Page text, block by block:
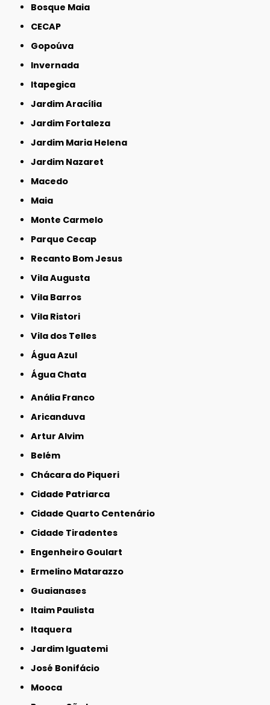
Bosque Maia
CECAP
Gopoúva
Invernada
Itapegica
Jardim Aracília
Jardim Fortaleza
Jardim Maria Helena
Jardim Nazaret
Macedo
Maia
Monte Carmelo
Parque Cecap
Recanto Bom Jesus
Vila Augusta
Vila Barros
Vila Ristori
Vila dos Telles
Água Azul
Água Chata
Anália Franco
Aricanduva
Artur Alvim
Belém
Chácara do Piqueri
Cidade Patriarca
Cidade Quarto Centenário
Cidade Tiradentes
Engenheiro Goulart
Ermelino Matarazzo
Guaianases
Itaim Paulista
Itaquera
Jardim Iguatemi
José Bonifácio
Mooca